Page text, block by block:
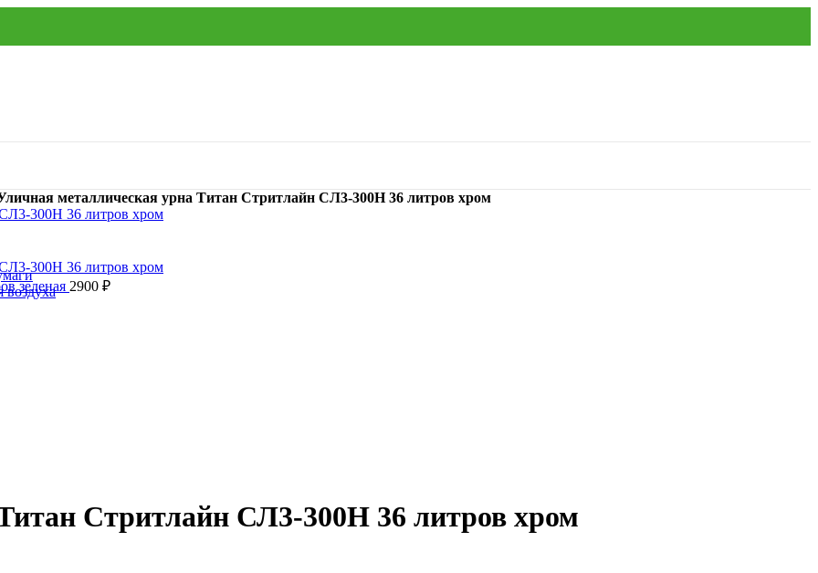
воздуха
металлическая урна Титан Стритлайн СЛ3-300Н 36 литров хром
зеленая 2900 ₽
Стритлайн СЛ3-300Н 36 литров хром